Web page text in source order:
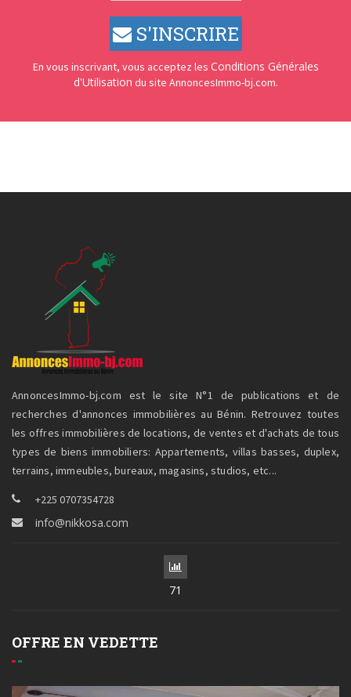
S'INSCRIRE
En vous inscrivant, vous acceptez les Conditions Générales
d'Utilisation du site AnnoncesImmo-bj.com.
AnnoncesImmo-bj.com est le site N°1 de publications et de
recherches d'annonces immobilières au Bénin. Retrouvez toutes
les offres immobilières de locations, de ventes et d'achats de tous
types de biens immobiliers: Appartements, villas basses, duplex,
terrains, immeubles, bureaux, magasins, studios, etc...
+225 0707354728
info@nikkosa.com
71
OFFRE EN VEDETTE